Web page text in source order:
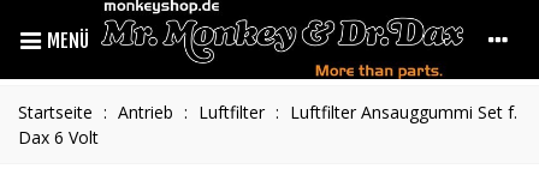
MENÜ
Startseite : Antrieb : Luftfilter : Luftfilter Ansauggummi Set f.
Dax 6 Volt